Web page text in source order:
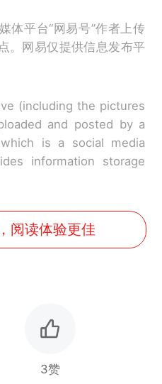
体平台“网易号”作者上传
。网易仅提供信息发布平
(including the pictures
and posted by a
is a social media
information storage
阅读体验更佳
3赞